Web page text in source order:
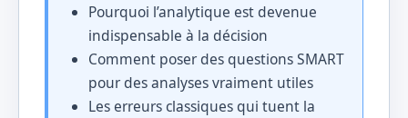
Pourquoi l’analytique est devenue
indispensable à la décision
Comment poser des questions SMART
pour des analyses vraiment utiles
Les erreurs classiques qui tuent la